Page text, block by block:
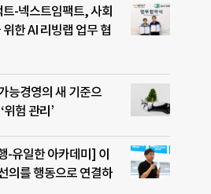
-넥스트임팩트, 사회
한 AI 리빙랩 업무 협
능경영의 새 기준으
험 관리’
-유일한 아카데미] 이
의를 행동으로 연결하